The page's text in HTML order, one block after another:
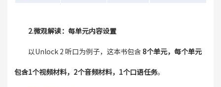
2.微观解读：每单元内容设置
以Unlock 2 听口为例子，这本书包含8个单元，每个单元
包含1个视频材料，2个音频材料，1个口语任务。